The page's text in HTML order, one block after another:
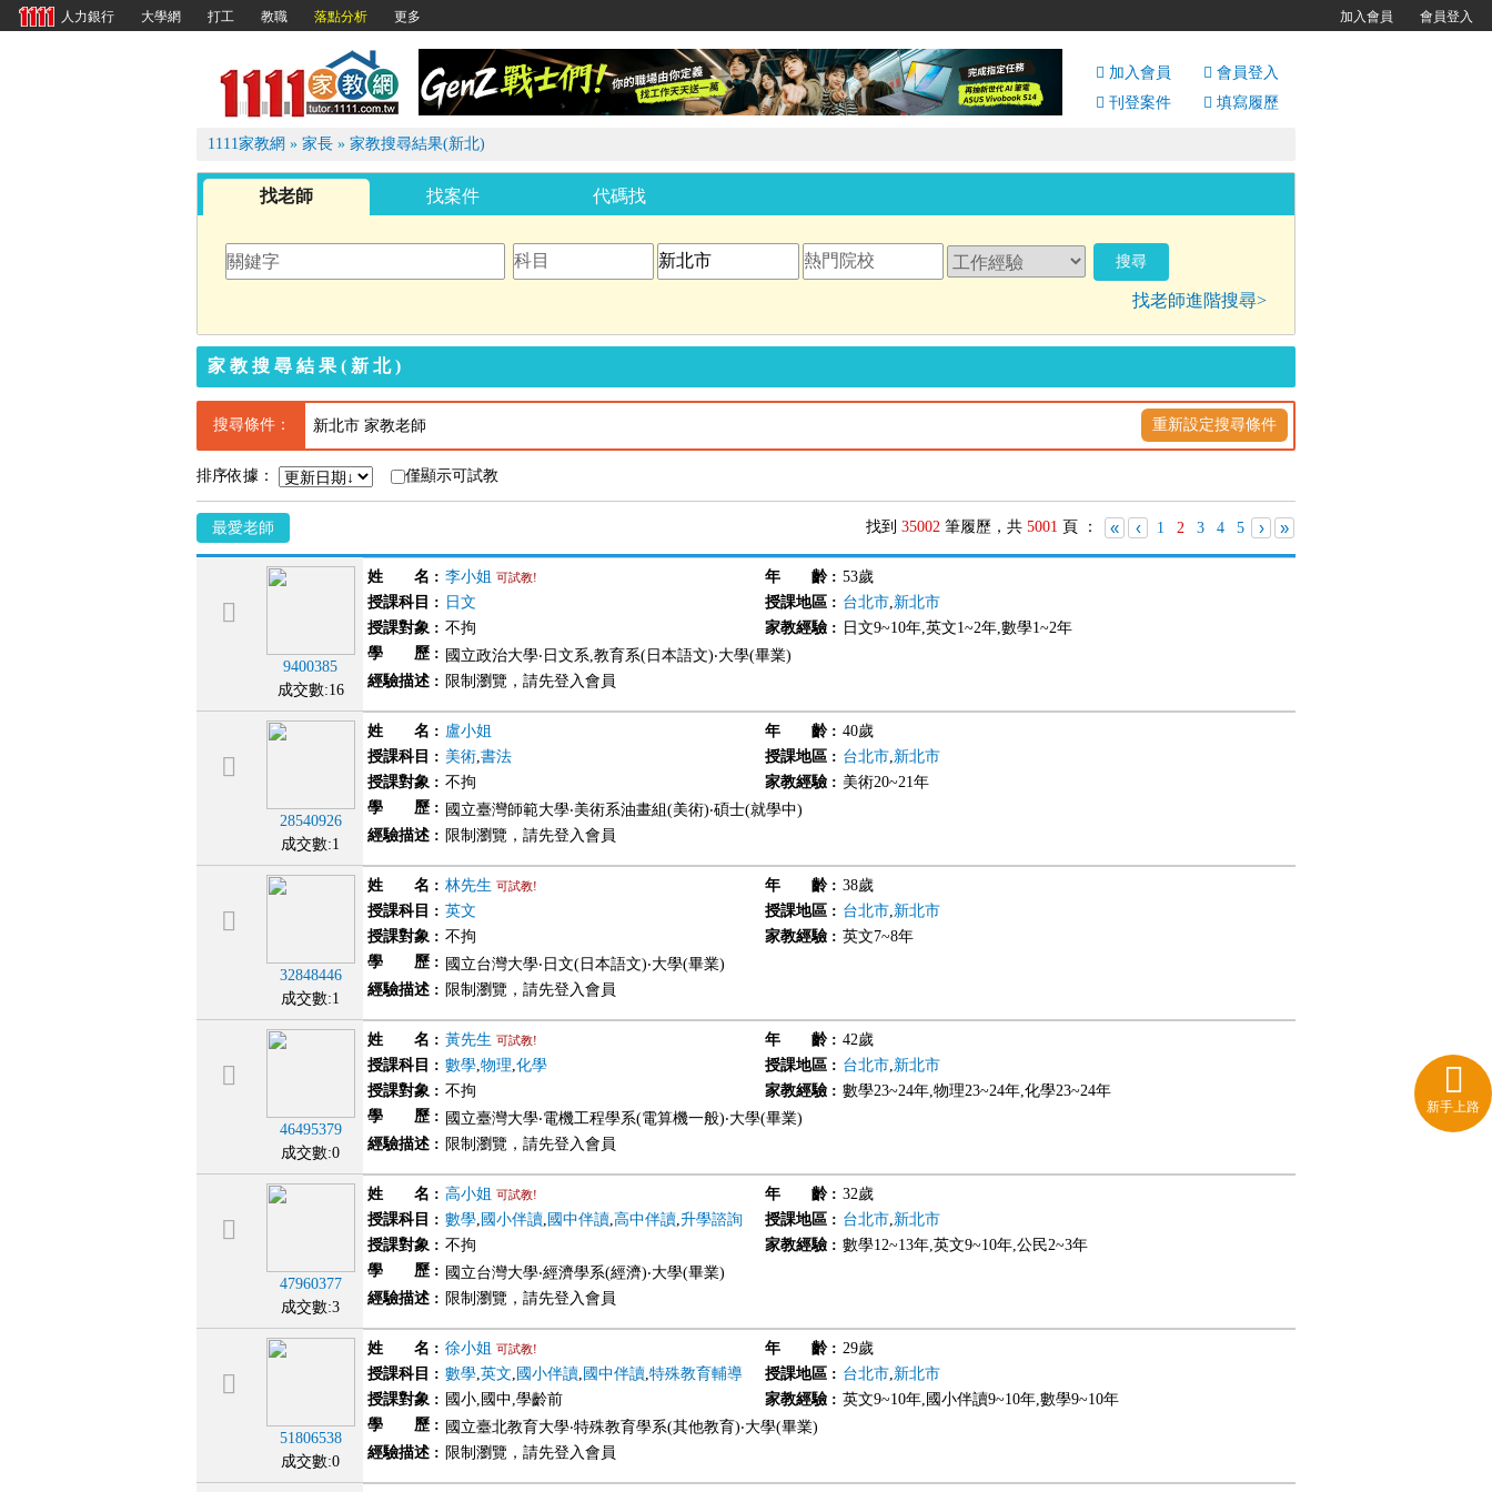
1111家教網
加入會員 會員登入
新手上路
刊登案件 填寫履歷
1111家教網 » 家長 » 家教搜尋結果(新北)
找老師 找案件 代碼找
找老師進階搜尋>
家教搜尋結果(新北)
搜尋條件： 新北市 家教老師 重新設定搜尋條件
排序依據： 僅顯示可試教
最愛老師 找到 35002 筆履歷，共 5001 頁 ： « ‹ 1 2 3 4 5 › »
9400385
成交數:16
姓 名 : 李小姐 可試教! 年 齡: 53歲
授課科目 : 日文 授課地區: 台北市,新北市
授課對象 : 不拘 家教經驗: 日文9~10年,英文1~2年,數學1~2年
學 歷 : 國立政治大學‧日文系,教育系(日本語文)‧大學(畢業)
經驗描述 : 限制瀏覽，請先登入會員
28540926
成交數:1
姓 名 : 盧小姐 年 齡: 40歲
授課科目 : 美術,書法 授課地區: 台北市,新北市
授課對象 : 不拘 家教經驗: 美術20~21年
學 歷 : 國立臺灣師範大學‧美術系油畫組(美術)‧碩士(就學中)
經驗描述 : 限制瀏覽，請先登入會員
32848446
成交數:1
姓 名 : 林先生 可試教! 年 齡: 38歲
授課科目 : 英文 授課地區: 台北市,新北市
授課對象 : 不拘 家教經驗: 英文7~8年
學 歷 : 國立台灣大學‧日文(日本語文)‧大學(畢業)
經驗描述 : 限制瀏覽，請先登入會員
46495379
成交數:0
姓 名 : 黃先生 可試教! 年 齡: 42歲
授課科目 : 數學,物理,化學 授課地區: 台北市,新北市
授課對象 : 不拘 家教經驗: 數學23~24年,物理23~24年,化學23~24年
學 歷 : 國立臺灣大學‧電機工程學系(電算機一般)‧大學(畢業)
經驗描述 : 限制瀏覽，請先登入會員
47960377
成交數:3
姓 名 : 高小姐 可試教! 年 齡: 32歲
授課科目 : 數學, 國小伴讀, 國中伴讀,高中伴讀,升學諮詢 授課地區: 台北市,新北市
授課對象 : 不拘 家教經驗: 數學12~13年,英文9~10年,公民2~3年
學 歷 : 國立台灣大學‧經濟學系(經濟)‧大學(畢業)
經驗描述 : 限制瀏覽，請先登入會員
51806538
成交數:0
姓 名 : 徐小姐 可試教! 年 齡: 29歲
授課科目 : 數學,英文, 國小伴讀, 國中伴讀,特殊教育輔導 授課地區: 台北市,新北市
授課對象 : 國小,國中,學齡前 家教經驗: 英文9~10年,國小伴讀9~10年,數學9~10年
學 歷 : 國立臺北教育大學‧特殊教育學系(其他教育)‧大學(畢業)
經驗描述 : 限制瀏覽，請先登入會員
人力銀行 大學網 打工 教職 落點分析 更多 加入會員 會員登入